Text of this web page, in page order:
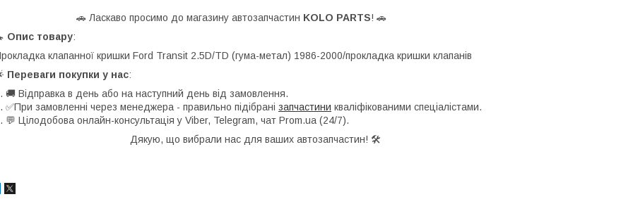
🚗 Ласкаво просимо до магазину автозапчастин KOLO PARTS! 🚗
Опис товару:
клапанної кришки Ford Transit 2.5D/TD (гума-метал) 1986-2000/прокладка кришки клапанів
Переваги покупки у нас:
🚚 Відправка в день або на наступний день від замовлення.
✅При замовленні через менеджера - правильно підібрані запчастини кваліфікованими спеціалістами.
💬 Цілодобова онлайн-консультація у Viber, Telegram, чат Prom.ua (24/7).
Дякую, що вибрали нас для ваших автозапчастин! 🛠️